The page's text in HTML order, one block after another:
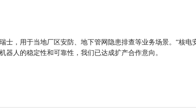
士，用于当地厂区安防、地下管网隐患排查等业务场景。“核电
人的稳定性和可靠性，我们已达成扩产合作意向。